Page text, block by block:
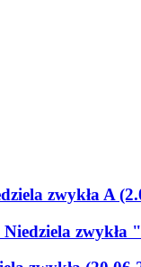
zwykła A
zwykła